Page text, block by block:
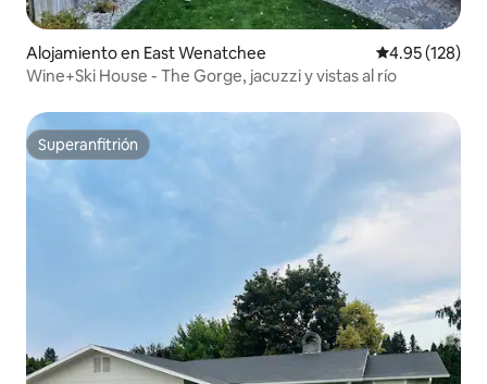
Alojamiento en East Wenatchee Calificación
4.95 (128)
Wine+Ski House - The Gorge, jacuzzi y vistas al río
Superanfitrión
Superanfitrión